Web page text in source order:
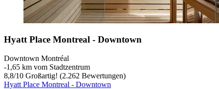
Hyatt Place Montreal - Downtown
Downtown Montréal
‐1,65 km vom Stadtzentrum
8,8/10 Großartig! (2.262 Bewertungen)
Hyatt Place Montreal - Downtown